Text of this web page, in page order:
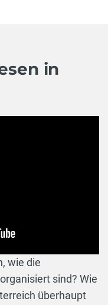
in
wie die
sind? Wie
überhaupt